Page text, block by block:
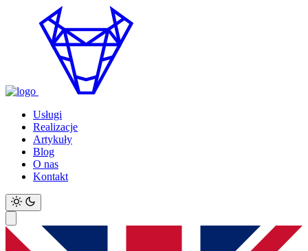
Usługi
Realizacje
Artykuły
Blog
O nas
Kontakt